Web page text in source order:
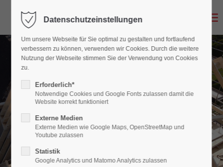
Login
Benutzername
Passwort
Register|Lost your password?
Ihr Zimmerei-Meisterbetrieb
Thomas Nienkemper
aus Ennigerloh
Datenschutzeinstellungen
Um unsere Webseite für Sie optimal zu gestalten und fortlaufend
verbessern zu können, verwenden wir Cookies. Durch die weitere
Nutzung der Webseite stimmen Sie der Verwendung von Cookies
zu.
Erforderlich*
Notwendige Cookies und Google Fonts zulassen damit die
Website korrekt funktioniert
Externe Medien
Externe Medien wie Google Maps, OpenStreetMap und
Youtube zulassen
Statistik
Google Analytics und Matomo Analytics zulassen